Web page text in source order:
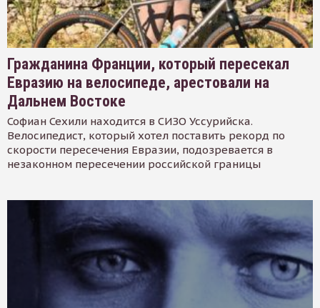
Гражданина Франции, который пересекал
Евразию на велосипеде, арестовали на
Дальнем Востоке
Софиан Сехили находится в СИЗО Уссурийска.
Велосипедист, который хотел поставить рекорд по
скорости пересечения Евразии, подозревается в
незаконном пересечении российской границы